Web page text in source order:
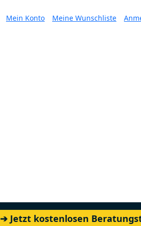
Mein Konto Meine Wunschliste
➔ Jetzt kostenlosen